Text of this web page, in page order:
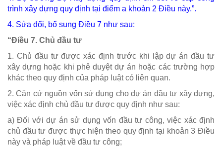
trình xây dựng quy định tại điểm a khoản 2 Điều này.”.
4. Sửa đổi, bổ sung Điều 7 như sau:
“Điều 7. Chủ đầu tư
1. Chủ đầu tư được xác định trước khi lập dự án đầu tư
xây dựng hoặc khi phê duyệt dự án hoặc các trường hợp
khác theo quy định của pháp luật có liên quan.
2. Căn cứ nguồn vốn sử dụng cho dự án đầu tư xây dựng,
việc xác định chủ đầu tư được quy định như sau:
a) Đối với dự án sử dụng vốn đầu tư công, việc xác định
chủ đầu tư được thực hiện theo quy định tại khoản 3 Điều
này và pháp luật về đầu tư công;